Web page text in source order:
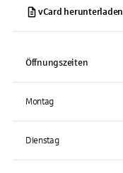
vCard herunterladen
Öffnungszeiten
Montag
Dienstag